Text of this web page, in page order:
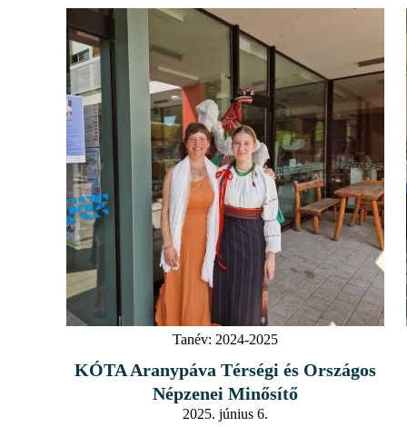
Tanév: 2024-2025
KÓTA Aranypáva Térségi és Országos
Népzenei Minősítő
2025. június 6.